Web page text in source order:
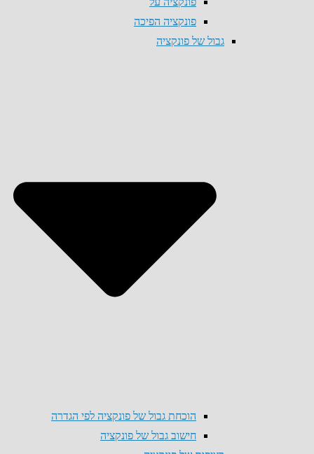
פונקציה הפיכה
גבול של פונקציה
הוכחת גבול של פונקציה לפי הגדרה
חישוב גבול של פונקציה